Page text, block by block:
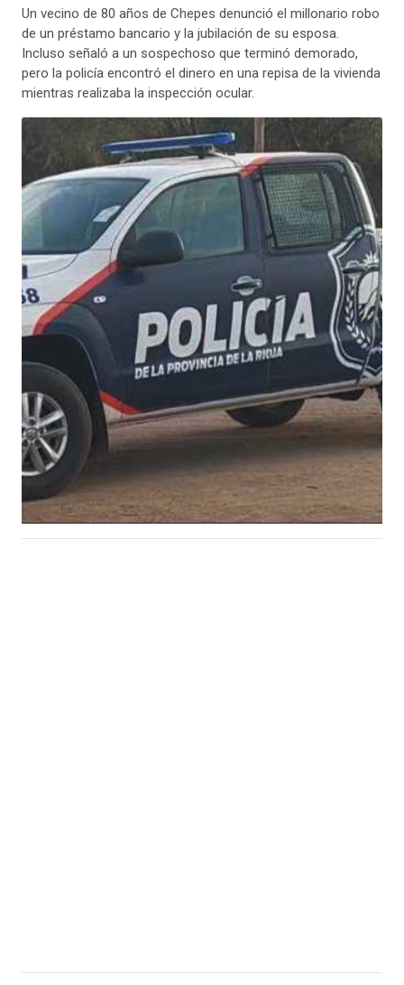
Un vecino de 80 años de Chepes denunció el millonario robo
de un préstamo bancario y la jubilación de su esposa.
Incluso señaló a un sospechoso que terminó demorado,
pero la policía encontró el dinero en una repisa de la vivienda
mientras realizaba la inspección ocular.